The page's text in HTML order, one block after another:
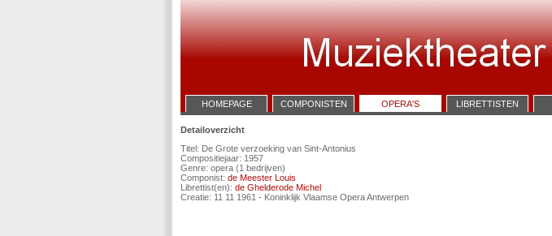
HOMEPAGE COMPONISTEN OPERA'S LIBRETTISTEN
Detailoverzicht
Titel: De Grote verzoeking van Sint-Antonius
Compositiejaar: 1957
Genre: opera (1 bedrijven)
Componist: de Meester Louis
Librettist(en): de Ghelderode Michel
Creatie: 11 11 1961 - Koninklijk Vlaamse Opera Antwerpen